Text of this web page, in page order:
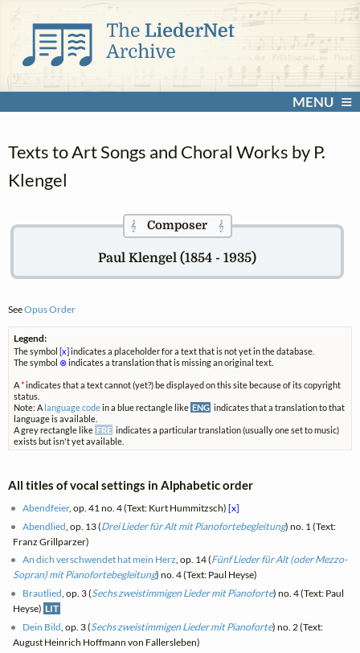
MENU
Texts to Art Songs and Choral Works by P.
Klengel
𝄞Composer 𝄞
Paul Klengel (1854 - 1935)
SeeOpus Order
Legend:
The symbol[x]indicates a placeholder for a text that is not yet in the database.
The symbol ⊗indicates a translation that is missing an original text.
A*indicates that a text cannot (yet?) be displayed on this site because of its copyright
status.
Note: A language codein a blue rectangle like ENG indicates that a translation to that
language is available.
A grey rectangle like FRE indicates a particular translation (usually one set to music)
exists but isn't yet available.
All titles of vocal settings in Alphabetic order
Abendfeier, op. 41 no. 4 (Text: Kurt Hummitzsch)[x]
Abendlied , op. 13 (Drei Lieder für Alt mit Pianofortebegleitung) no. 1 (Text:
Franz Grillparzer)
An dich verschwendet hat mein Herz, op. 14 (Fünf Lieder für Alt (oder Mezzo-
Sopran) mit Pianofortebegleitung) no. 4 (Text: Paul Heyse)
Brautlied , op. 3 (Sechs zweistimmigen Lieder mit Pianoforte) no. 4 (Text: Paul
Heyse) LIT
Dein Bild , op. 3 (Sechs zweistimmigen Lieder mit Pianoforte) no. 2 (Text:
August Heinrich Hoffmann von Fallersleben)